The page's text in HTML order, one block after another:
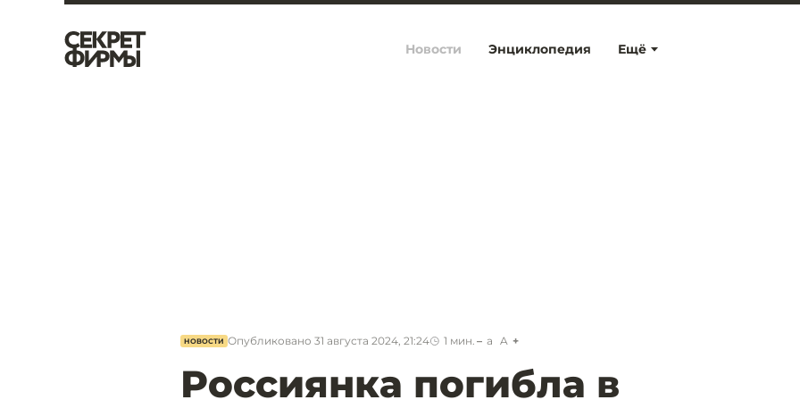
Ещё
Новости Энциклопедия
НОВОСТИ Опубликовано 31 августа 2024, 21:24 1 мин. a A
Россиянка погибла в